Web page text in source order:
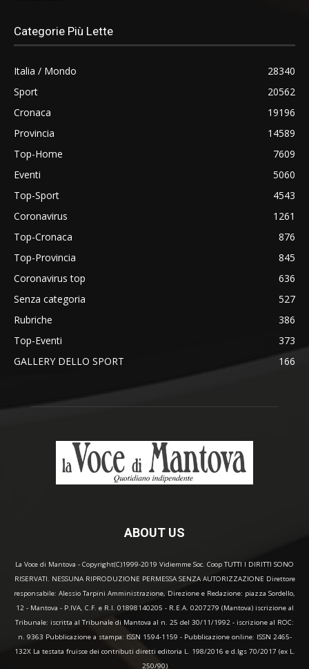
Categorie Più Lette
Italia / Mondo
28340
Sport
20562
Cronaca
19196
Provincia
14589
Top-Home
7609
Eventi
5060
Top-Sport
4543
Coronavirus
1261
Top-Cronaca
876
Top-Provincia
845
Coronavirus top
636
Senza categoria
527
Rubriche
386
Top-Eventi
373
GALLERY DELLO SPORT
166
ABOUT US
La Voce di Mantova - Copyright(C)1999-2019 Vidiemme Soc. Coop TUTTI I DIRITTI SONO
RISERVATI. NESSUNA RIPRODUZIONE PERMESSA SENZA AUTORIZZAZIONE Direttore
responsabile: Alessio Tarpini Amministrazione, Direzione e Redazione: piazza Sordello,
12 - Mantova - P.IVA, C.F. e R.I. 01898140205 - R.E.A. 0207279 (Mantova) iscrizione al
Tribunale: iscritta al Tribunale di Mantova al n. 25 del 30/11/1992 - iscrizione al ROC:
n. 9363 Pubblicazione a stampa: ISSN 1594-1159 - Pubblicazione online: ISSN 2465-
132X La testata fruisce dei contributi diretti editoria L. 198/2016 e d.lgs 70/2017 (ex L.
250/90)